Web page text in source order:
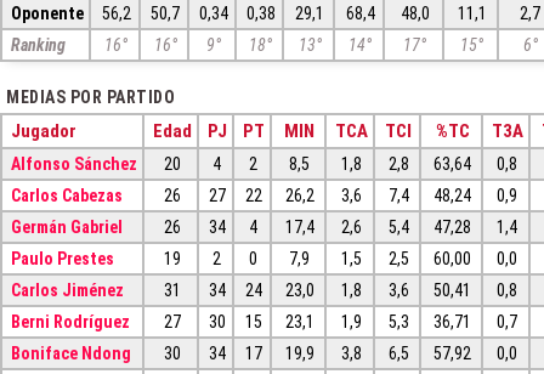
Oponente
56,2 50,7 0,34 0,38 29,1 68,4 48,0 11,1
2,7
Ranking
16° 16° 9° 18° 13° 14° 17° 15° 6°
MEDIAS POR PARTIDO
Jugador Edad PJ PT MIN TCA TCI %TC T3A
Alfonso Sánchez 20 4 2 8,5 1,8 2,8 63,64 0,8
Carlos Cabezas
26 27 22 26,2 3,6 7,4 48,24 0,9
Germán Gabriel
26 34 4 17,4 2,6 5,4 47,28 1,4
Paulo Prestes
19 2 0 7,9 1,5 2,5 60,00 0,0
Carlos Jiménez
31 34 24 23,0 1,8 3,6 50,41 0,8
Berni Rodríguez
27 30 15 23,1 1,9 5,3 36,71 0,7
Boniface Ndong
30 34 17 19,9 3,8 6,5 57,92 0,0